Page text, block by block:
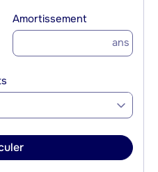
Amortissement
ans